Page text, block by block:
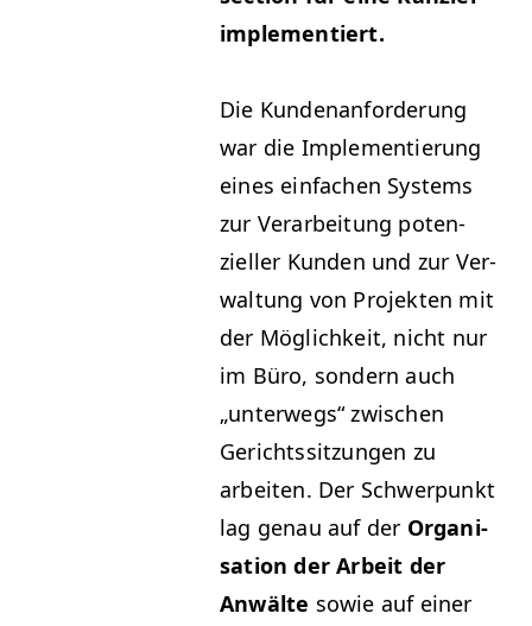
implementiert.
Die Kun­de­nan­forderung
war die Imple­men­tierung
eines ein­fachen Sys­tems
zur Ver­ar­beitung poten­
zieller Kun­den und zur Ver­
wal­tung von Pro­jek­ten mit
der Möglichkeit, nicht nur
im Büro, son­dern auch
„unter­wegs“ zwis­chen
Gerichtssitzun­gen zu
arbeit­en. Der Schw­er­punkt
lag genau auf der Organ­i­
sa­tion der Arbeit der
Anwälte sowie auf ein­er